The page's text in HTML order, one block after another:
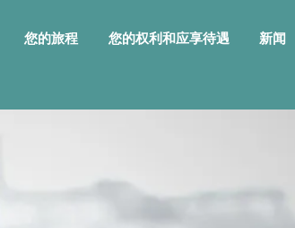
您的旅程 您的权利和应享待遇 新闻